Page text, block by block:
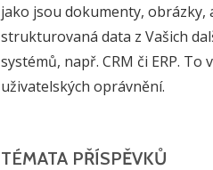
jako jsou dokumenty, obrázky,
strukturovaná data z Vašich
systémů, např. CRM či ERP. To
uživatelských oprávnění.
TÉMATA PŘÍSPĚVKŮ